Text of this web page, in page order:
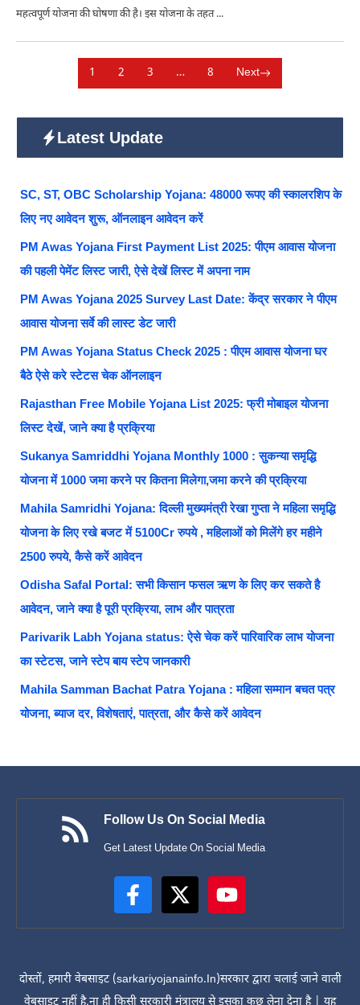
महत्वपूर्ण योजना की घोषणा की है। इस योजना के तहत ...
1 2 3 … 8 Next
Latest Update
SC, ST, OBC Scholarship Yojana: 48000 रूपए की स्कालरशिप के
लिए नए आवेदन शुरू, ऑनलाइन आवेदन करें
PM Awas Yojana First Payment List 2025: पीएम आवास योजना
की पहली पेमेंट लिस्ट जारी, ऐसे देखें लिस्ट में अपना नाम
PM Awas Yojana 2025 Survey Last Date: केंद्र सरकार ने पीएम
आवास योजना सर्वे की लास्ट डेट जारी
PM Awas Yojana Status Check 2025 : पीएम आवास योजना घर
बैठे ऐसे करे स्टेटस चेक ऑनलाइन
Rajasthan Free Mobile Yojana List 2025: फ्री मोबाइल योजना
लिस्ट देखें, जाने क्या है प्रक्रिया
Sukanya Samriddhi Yojana Monthly 1000 : सुकन्या समृद्धि
योजना में 1000 जमा करने पर कितना मिलेगा,जमा करने की प्रक्रिया
Mahila Samridhi Yojana: दिल्ली मुख्यमंत्री रेखा गुप्ता ने महिला समृद्धि
योजना के लिए रखे बजट में 5100Cr रुपये , महिलाओं को मिलेंगे हर महीने
2500 रुपये, कैसे करें आवेदन
Odisha Safal Portal: सभी किसान फसल ऋण के लिए कर सकते है
आवेदन, जाने क्या है पूरी प्रक्रिया, लाभ और पात्रता
Parivarik Labh Yojana status: ऐसे चेक करें पारिवारिक लाभ योजना
का स्टेटस, जाने स्टेप बाय स्टेप जानकारी
Mahila Samman Bachat Patra Yojana : महिला सम्मान बचत पत्र
योजना, ब्याज दर, विशेषताएं, पात्रता, और कैसे करें आवेदन
Follow Us On Social Media
Get Latest Update On Social Media
दोस्तों, हमारी वेबसाइट (sarkariyojanainfo.In)सरकार द्वारा चलाई जाने वाली